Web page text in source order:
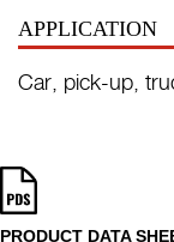
APPLICATION
Car, pick-up,
PRODUCT DATA